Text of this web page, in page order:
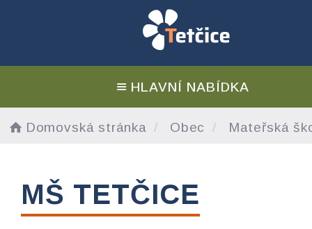
HLAVNÍ NABÍDKA
Domovská stránka Obec Mateřská
MŠ TETČICE